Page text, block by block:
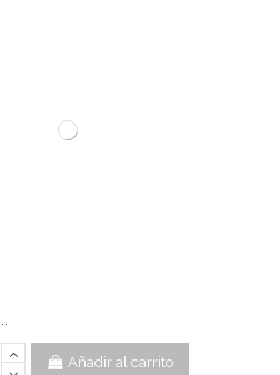
Añadir al carrito